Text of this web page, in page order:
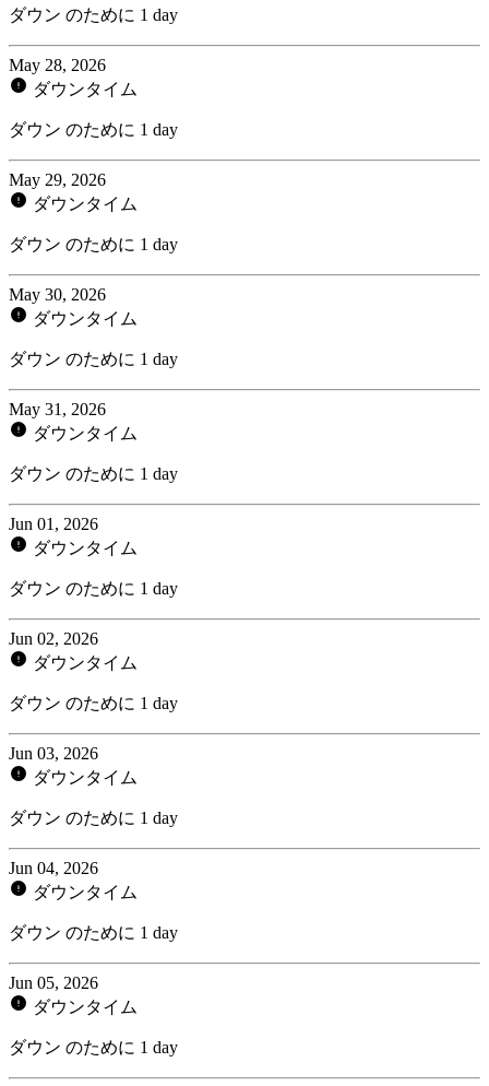
ダウン のために 1 day
May 28, 2026
ダウンタイム
ダウン のために 1 day
May 29, 2026
ダウンタイム
ダウン のために 1 day
May 30, 2026
ダウンタイム
ダウン のために 1 day
May 31, 2026
ダウンタイム
ダウン のために 1 day
Jun 01, 2026
ダウンタイム
ダウン のために 1 day
Jun 02, 2026
ダウンタイム
ダウン のために 1 day
Jun 03, 2026
ダウンタイム
ダウン のために 1 day
Jun 04, 2026
ダウンタイム
ダウン のために 1 day
Jun 05, 2026
ダウンタイム
ダウン のために 1 day